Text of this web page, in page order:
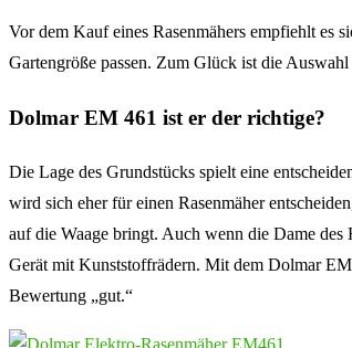
Vor dem Kauf eines Rasenmähers empfiehlt es
Gartengröße passen. Zum Glück ist die
Dolmar EM 461 ist er der richtige?
Die Lage des Grundstücks spielt eine
wird sich eher für einen Rasenmäher
auf die Waage bringt. Auch wenn die Dame des
Gerät mit Kunststoffrädern. Mit dem Dolmar EM
Bewertung „gut.“